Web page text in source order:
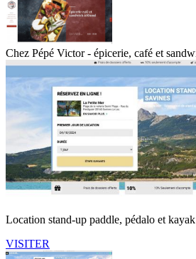
Chez Pépé Victor - épicerie, café et
Location stand-up paddle, pédalo et
VISITER